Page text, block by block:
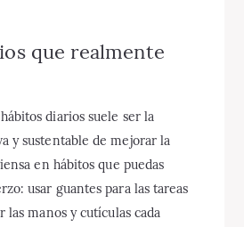
que realmente
diarios suele ser la
y sustentable de mejorar la
en hábitos que puedas
usar guantes para las tareas
las manos y cutículas cada